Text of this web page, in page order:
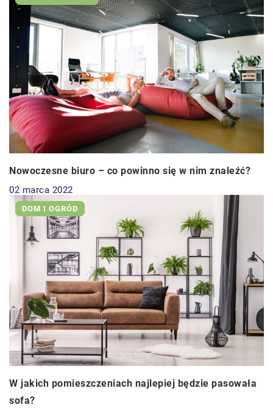
Nowoczesne biuro – co powinno się w nim znaleźć?
02 marca 2022
DOM I OGRÓD
W jakich pomieszczeniach najlepiej będzie pasowała
sofa?